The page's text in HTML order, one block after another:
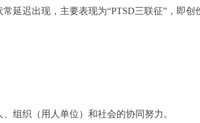
延迟出现，主要表现为“PTSD三联征”，即
织（用人单位）和社会的协同努力。